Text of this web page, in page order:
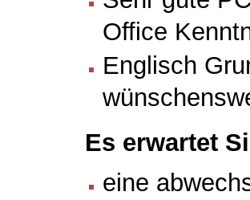
Office
Englisch
Es erwartet
eine